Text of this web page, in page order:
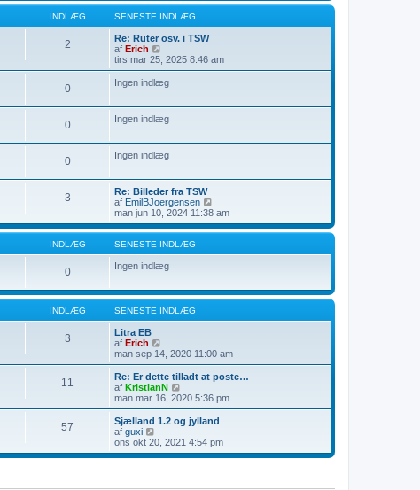
n
d
l
æ
e
e
e
æ
d
e
t
s
n
e
i
l
INDLÆG SENESTE INDLÆG
2
Re: Ruter osv. i TSW
af Erich
s
d
e
s
e
e
s
n
d
l
æ
g
tirs mar 25, 2025 8:46 am
0 Ingen indlæg
0 Ingen indlæg
0 Ingen indlæg
3
Re: Billeder fra TSW
af EmilBJoergensen
i
s
d
t
e
n
d
æ
man jun 10, 2024 11:38 am
INDLÆG SENESTE INDLÆG
0 Ingen indlæg
INDLÆG SENESTE INDLÆG
3
Litra EB
af Erich
i
s
d
e
t
s
e
n
e
s
t
man sep 14, 2020 11:00 am
11
Re: Er dette tilladt at poste…
af KristianN
i
s
d
e
t
e
man mar 16, 2020 5:36 pm
57
Sjælland 1.2 og jylland
af guxi
i
s
ons okt 20, 2021 4:54 pm